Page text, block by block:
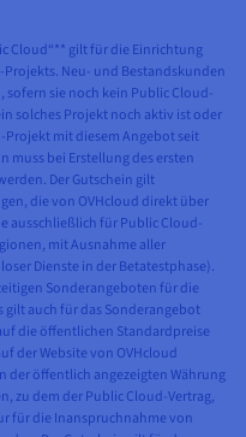
Cloud“** gilt für die Einrichtung
Neu- und Bestandskunden
sie noch kein Public Cloud-
solches Projekt noch aktiv ist oder
mit diesem Angebot seit
muss bei Erstellung des ersten
Der Gutschein gilt
die von OVHcloud direkt über
ausschließlich für Public Cloud-
mit Ausnahme aller
Dienste in der Betatestphase).
Sonderangeboten für die
auch für das Sonderangebot
die öffentlichen Standardpreise
der Website von OVHcloud
der öffentlich angezeigten Währung
zu dem der Public Cloud-Vertrag,
für die Inanspruchnahme von